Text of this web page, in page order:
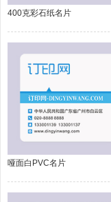
400克彩石纸名片
哑面白PVC名片